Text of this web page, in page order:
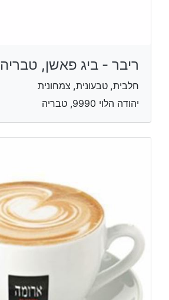
ריבר - ביג פאשן, טבריה
חלבית, טבעונית, צמחונית
יהודה הלוי 9990, טבריה